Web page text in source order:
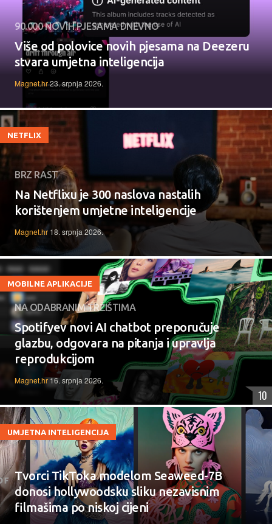
90.000 NOVIH PJESAMA DNEVNO
Više od polovice novih pjesama na Deezeru
stvara umjetna inteligencija
Magnet.hr23. srpnja 2026.
NETFLIX
BRZ RAST
Na Netflixu je 300 naslova nastalih
korištenjem umjetne inteligencije
Magnet.hr 18. srpnja 2026.
MOBILNE APLIKACIJE
NA ODABRANIM TRŽIŠTIMA
Spotifyev novi AI chatbot preporučuje
glazbu, odgovara na pitanja i upravlja
reprodukcijom
Magnet.hr16. srpnja 2026.
10
UMJETNA INTELIGENCIJA
Tvorci TikToka modelom Seaweed-7B
donosi hollywoodsku sliku nezavisnim
filmašima po niskoj cijeni